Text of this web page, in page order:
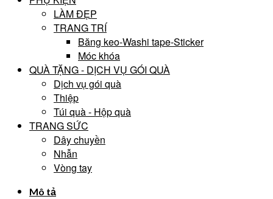
LÀM ĐẸP
TRANG TRÍ
Băng keo-Washi tape-Sticker
Móc khóa
QUÀ TẶNG - DỊCH VỤ GÓI QUÀ
Dịch vụ gói quà
Thiệp
Túi quà - Hộp quà
TRANG SỨC
Dây chuyền
Nhẫn
Vòng tay
Mô tả